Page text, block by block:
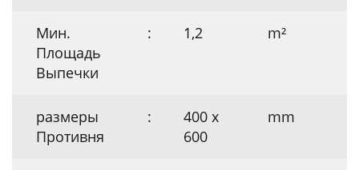
Мин.
Площадь
Выпечки
: 1,2 m²
pазмеры
Противня
:
400 x
600
mm